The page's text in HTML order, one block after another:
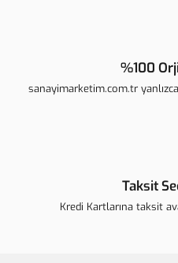
%100
sanayimarketim.com.tr
Taksit
Kredi Kartlarına taksit